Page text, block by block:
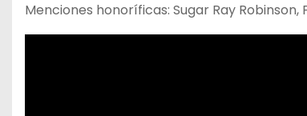
Menciones honoríficas: Sugar Ray Robinson,